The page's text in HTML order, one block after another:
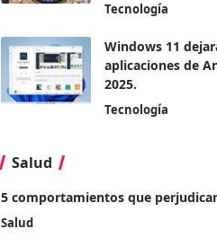
Tecnología
Windows 11
aplicaciones de
2025.
Tecnología
Salud
5 comportamientos que
Salud